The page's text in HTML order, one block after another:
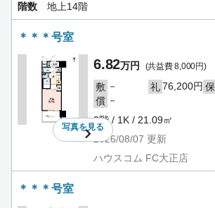
階数
地上14階
＊＊＊号室
写真を見る
6.82万円 (共益費 8,000円)
敷 － 礼76,200円 保
償 －
2階 / 1K / 21.09㎡
2026/08/07 更新
ハウスコム FC大正店
＊＊＊号室